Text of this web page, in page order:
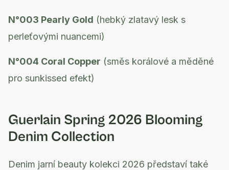
N°003 Pearly Gold (hebký zlatavý lesk s
perleťovými nuancemi)
N°004 Coral Copper (směs korálové a měděné
pro sunkissed efekt)
Guerlain Spring 2026 Blooming
Denim Collection
Denim jarní beauty kolekci 2026 představí také